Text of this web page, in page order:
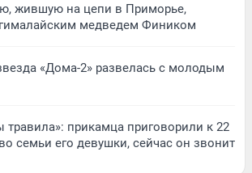
жившую на цепи в Приморье,
медведем Фиником
«Дома-2» развелась с молодым
травила»: прикамца приговорили к 22
семьи его девушки, сейчас он звонит